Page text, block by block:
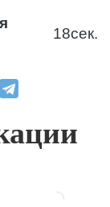
17сек.